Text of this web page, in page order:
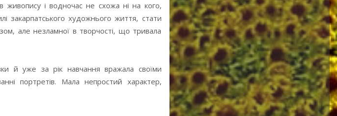
живопису і водночас не схожа ні на кого,
закарпатського художнього життя, стати
але незламної в творчості, що тривала
й уже за рік навчання вражала своїми
портретів. Мала непростий характер,